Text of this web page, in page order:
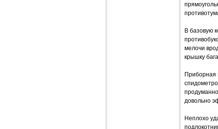
В базовую
мелочи
крышку
Приборная
довольно
Неплохо